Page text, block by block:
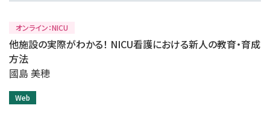
オンライン：NICU
他施設の実際がわかる！ NICU看護における新人の教育・育成
方法
國島 美穂
Web